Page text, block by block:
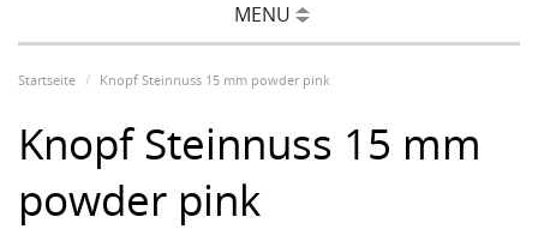
MENU
Startseite Knopf Steinnuss 15 mm powder pink
Knopf Steinnuss 15 mm
powder pink